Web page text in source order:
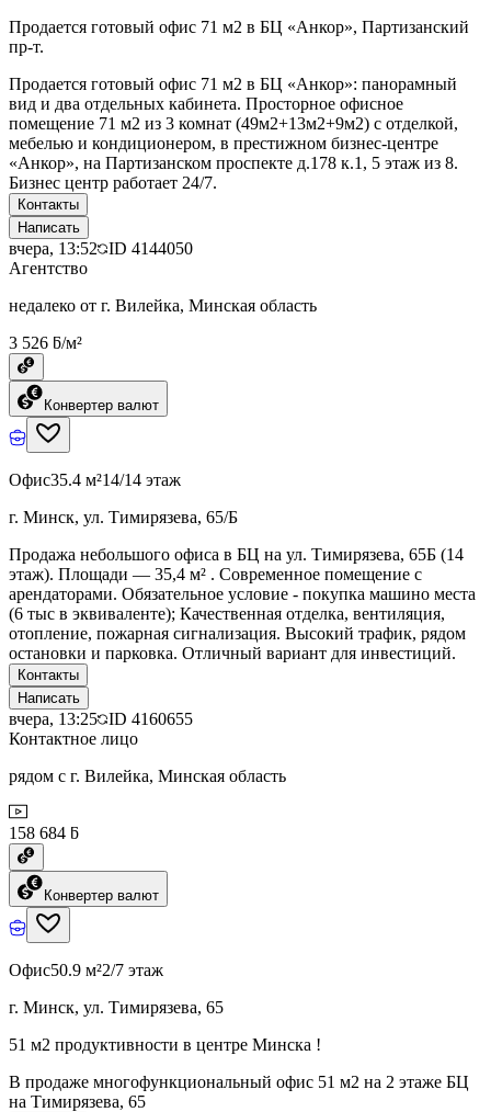
Продается готовый офис 71 м2 в БЦ «Анкор», Партизанский
пр-т.
Продается готовый офис 71 м2 в БЦ «Анкор»: панорамный
вид и два отдельных кабинета. Просторное офисное
помещение 71 м2 из 3 комнат (49м2+13м2+9м2) с отделкой,
мебелью и кондиционером, в престижном бизнес-центре
«Анкор», на Партизанском проспекте д.178 к.1, 5 этаж из 8.
Бизнес центр работает 24/7.
Контакты
Написать
вчера, 13:52 ID 4144050
Агентство
недалеко от г. Вилейка, Минская область
3 526 ƃ/м²
Конвертер валют
Офис35.4 м²14/14 этаж
г. Минск, ул. Тимирязева, 65/Б
Продажа небольшого офиса в БЦ на ул. Тимирязева, 65Б (14
этаж). Площади — 35,4 м² . Современное помещение с
арендаторами. Обязательное условие - покупка машино места
(6 тыс в эквиваленте); Качественная отделка, вентиляция,
отопление, пожарная сигнализация. Высокий трафик, рядом
остановки и парковка. Отличный вариант для инвестиций.
Контакты
Написать
вчера, 13:25 ID 4160655
Контактное лицо
рядом с г. Вилейка, Минская область
158 684 ƃ
Конвертер валют
Офис50.9 м²2/7 этаж
г. Минск, ул. Тимирязева, 65
51 м2 продуктивности в центре Минска !
В продаже многофункциональный офис 51 м2 на 2 этаже БЦ
на Тимирязева, 65